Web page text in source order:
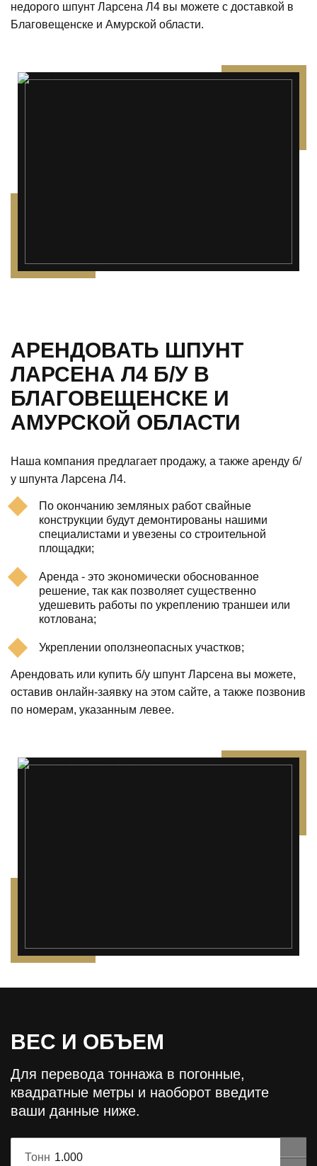
недорого шпунт Ларсена Л4 вы можете с доставкой в
Благовещенске и Амурской области.
АРЕНДОВАТЬ ШПУНТ
ЛАРСЕНА Л4 Б/У В
БЛАГОВЕЩЕНСКЕ И
АМУРСКОЙ ОБЛАСТИ
Наша компания предлагает продажу, а также аренду б/
у шпунта Ларсена Л4.
По окончанию земляных работ свайные
конструкции будут демонтированы нашими
специалистами и увезены со строительной
площадки;
Аренда - это экономически обоснованное
решение, так как позволяет существенно
удешевить работы по укреплению траншеи или
котлована;
Укреплении оползнеопасных участков;
Арендовать или купить б/у шпунт Ларсена вы можете,
оставив онлайн-заявку на этом сайте, а также позвонив
по номерам, указанным левее.
ВЕС И ОБЪЕМ
Для перевода тоннажа в погонные,
квадратные метры и наоборот введите
ваши данные ниже.
Тонн